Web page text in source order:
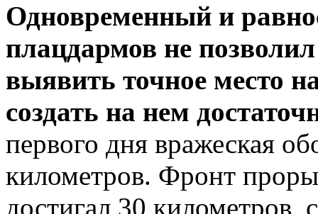
Одновременный и
плацдармов не
выявить точное место
создать на нем
первого дня вражеская
километров. Фронт
достигал 30